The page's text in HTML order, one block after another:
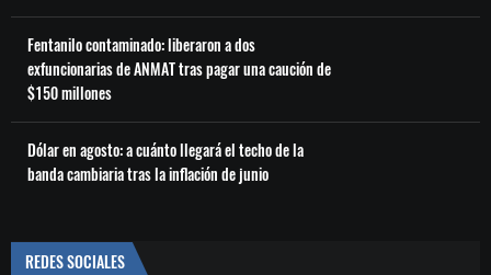
Fentanilo contaminado: liberaron a dos
exfuncionarias de ANMAT tras pagar una caución de
$150 millones
Dólar en agosto: a cuánto llegará el techo de la
banda cambiaria tras la inflación de junio
REDES SOCIALES